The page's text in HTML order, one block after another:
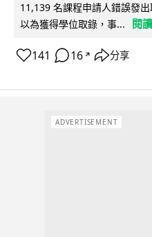
11,139 名課程申請人錯誤發
以為獲得學位取錄，事...
閱
141 16 ↗ 分享
ADVERTISEMENT